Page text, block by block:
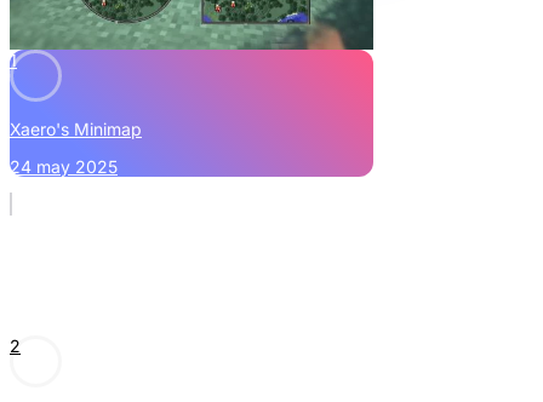
1
Xaero's Minimap
24 may 2025
2